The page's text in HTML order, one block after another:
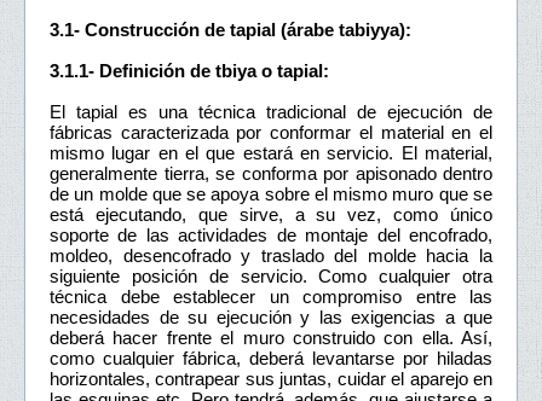
3.1- Construcción de tapial (árabe tabiyya):
3.1.1- Definición de tbiya o tapial:
El tapial es una técnica tradicional de ejecución de
fábricas caracterizada por conformar el material en el
mismo lugar en el que estará en servicio. El material,
generalmente tierra, se conforma por apisonado dentro
de un molde que se apoya sobre el mismo muro que se
está ejecutando, que sirve, a su vez, como único
soporte de las actividades de montaje del encofrado,
moldeo, desencofrado y traslado del molde hacia la
siguiente posición de servicio. Como cualquier otra
técnica debe establecer un compromiso entre las
necesidades de su ejecución y las exigencias a que
deberá hacer frente el muro construido con ella. Así,
como cualquier fábrica, deberá levantarse por hiladas
horizontales, contrapear sus juntas, cuidar el aparejo en